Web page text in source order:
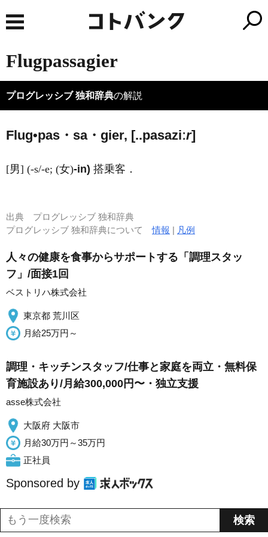
Flugpassagier
プログレッシブ 独和辞典の解説
Flug•pas・sa・gier, [..pasaziːr]
[男] (-s/-e; (女)-in) 搭乗客．
出典 プログレッシブ 独和辞典
プログレッシブ 独和辞典について情報 | 凡例
人々の健康を食事からサポートする「調理スタッ
フ」/面接1回
ベストリハ株式会社
東京都 荒川区
月給25万円～
調理・キッチンスタッフ/仕事と家庭を両立・無料保
育施設あり/月給300,000円〜・独立支援
asse株式会社
大阪府 大阪市
月給30万円～35万円
正社員
Sponsored by